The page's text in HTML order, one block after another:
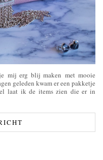
mij erg blij maken met mooie
geleden kwam er een pakketje
laat ik de items zien die er in